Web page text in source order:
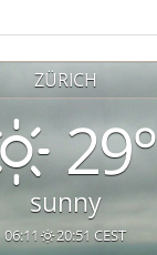
ZÜRICH
29°
sunny
06:11 20:51 CEST